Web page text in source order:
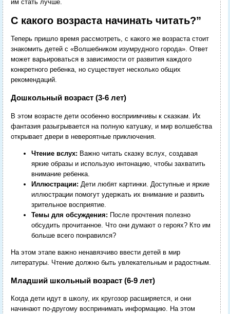
им стать лучше.
С какого возраста начинать читать?”
Теперь пришло время рассмотреть, с какого же возраста стоит
знакомить детей с «Волшебником изумрудного города». Ответ
может варьироваться в зависимости от развития каждого
конкретного ребенка, но существует несколько общих
рекомендаций.
Дошкольный возраст (3-6 лет)
В этом возрасте дети особенно восприимчивы к сказкам. Их
фантазия разыгрывается на полную катушку, и мир волшебства
открывает двери в невероятные приключения.
Чтение вслух: Важно читать сказку вслух, создавая
яркие образы и использую интонацию, чтобы захватить
внимание ребенка.
Иллюстрации: Дети любят картинки. Доступные и яркие
иллюстрации помогут удержать их внимание и развить
зрительное восприятие.
Темы для обсуждения: После прочтения полезно
обсудить прочитанное. Что они думают о героях? Кто им
больше всего понравился?
На этом этапе важно ненавязчиво ввести детей в мир
литературы. Чтение должно быть увлекательным и радостным.
Младший школьный возраст (6-9 лет)
Когда дети идут в школу, их кругозор расширяется, и они
начинают по-другому воспринимать информацию. На этом